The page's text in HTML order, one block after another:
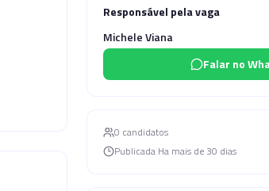
Responsável pela vaga
Michele Viana
Falar no
0 candidatos
Publicada Ha mais de 30 dias